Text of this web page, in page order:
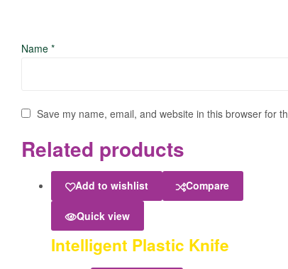
Name *
Save my name, email, and website in this browser for
Related products
Add to wishlist Compare
Quick view
Intelligent Plastic Knife